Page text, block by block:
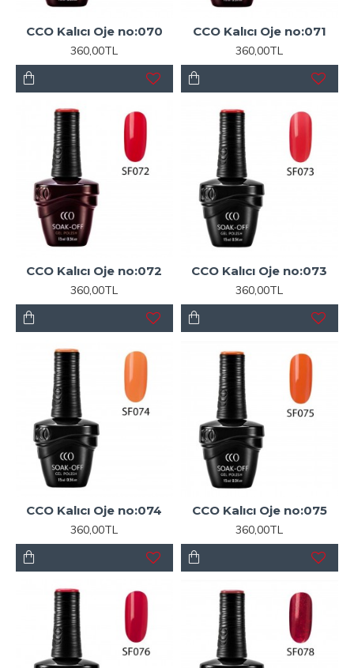
CCO Kalıcı Oje no:070
360,00TL
CCO Kalıcı Oje no:071
360,00TL
CCO Kalıcı Oje no:072
360,00TL
CCO Kalıcı Oje no:073
360,00TL
CCO Kalıcı Oje no:074
360,00TL
CCO Kalıcı Oje no:075
360,00TL